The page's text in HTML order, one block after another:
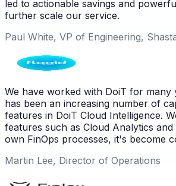
led to actionable savings and
further scale our service.
Paul White, VP of Engineering,
We have worked with DoiT for many
has been an increasing number of
features in DoiT Cloud Intelligence.
features such as Cloud Analytics
own FinOps processes, it's become
Martin Lee, Director of Operations